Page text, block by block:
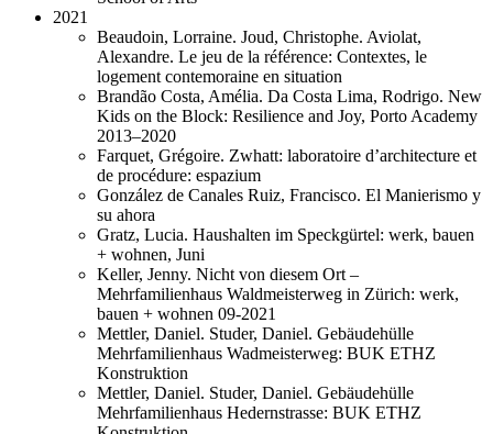
2021
Beaudoin, Lorraine. Joud, Christophe. Aviolat,
Alexandre. Le jeu de la référence: Contextes, le
logement contemoraine en situation
Brandão Costa, Amélia. Da Costa Lima, Rodrigo. New
Kids on the Block: Resilience and Joy, Porto Academy
2013–2020
Farquet, Grégoire. Zwhatt: laboratoire d’architecture et
de procédure: espazium
González de Canales Ruiz, Francisco. El Manierismo y
su ahora
Gratz, Lucia. Haushalten im Speckgürtel: werk, bauen
+ wohnen, Juni
Keller, Jenny. Nicht von diesem Ort –
Mehrfamilienhaus Waldmeisterweg in Zürich: werk,
bauen + wohnen 09-2021
Mettler, Daniel. Studer, Daniel. Gebäudehülle
Mehrfamilienhaus Wadmeisterweg: BUK ETHZ
Konstruktion
Mettler, Daniel. Studer, Daniel. Gebäudehülle
Mehrfamilienhaus Hedernstrasse: BUK ETHZ